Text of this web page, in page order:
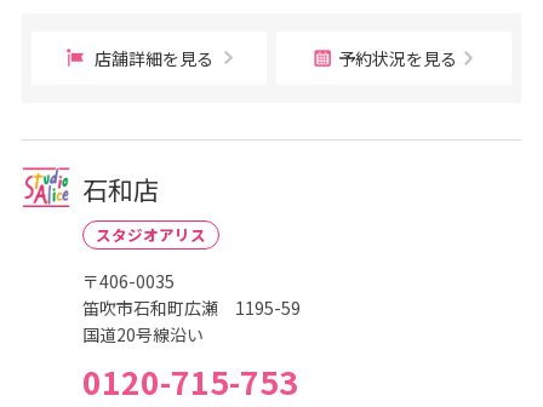
店舗詳細を見る 予約状況を見る
石和店
スタジオアリス
〒406-0035
笛吹市石和町広瀬 1195-59
国道20号線沿い
0120-715-753